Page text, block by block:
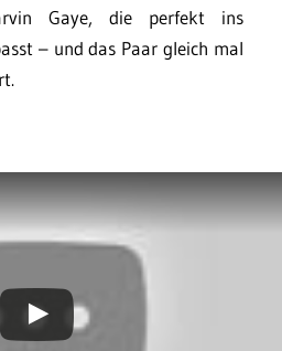
Gaye, die perfekt ins
– und das Paar gleich mal